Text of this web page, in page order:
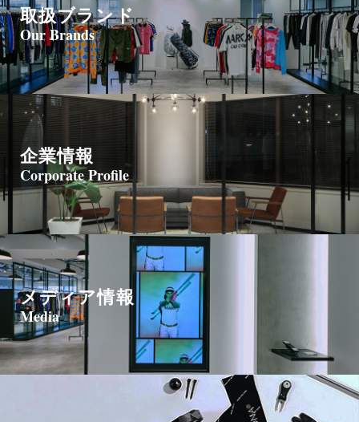
取扱ブランド
Our Brands
企業情報
Corporate Profile
メディア情報
Media